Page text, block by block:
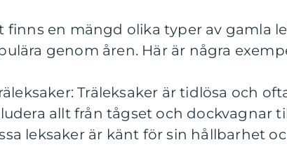
finns en mängd olika typer av gamla
genom åren. Här är några
Träleksaker är tidlösa och
allt från tågset och dockvagnar
leksaker är känt för sin hållbarhet